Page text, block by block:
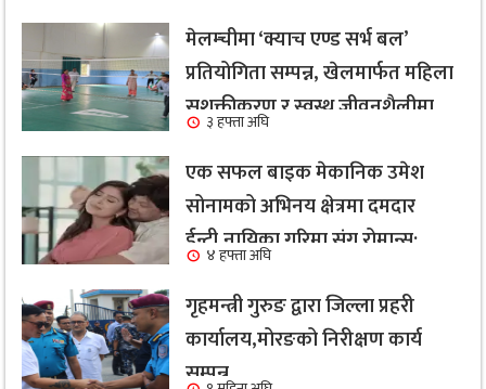
मेलम्चीमा ‘क्याच एण्ड सर्भ बल’
प्रतियोगिता सम्पन्न, खेलमार्फत महिला
सशक्तीकरण र स्वस्थ जीवनशैलीमा
जोड
३ हफ्ता अघि
एक सफल बाइक मेकानिक उमेश
सोनामको अभिनय क्षेत्रमा दमदार
ईन्ट्री,नायिका गरिमा संग रोमान्स:
हेर्नुहोस भिडियो ।
४ हफ्ता अघि
गृहमन्त्री गुरुङ द्वारा जिल्ला प्रहरी
कार्यालय,मोरङको निरीक्षण कार्य
सम्पन्न